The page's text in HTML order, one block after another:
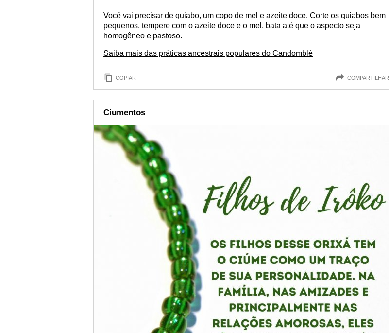
Você vai precisar de quiabo, um copo de mel e azeite doce. Corte os quiabos bem
pequenos, tempere com o azeite doce e o mel, bata até que o aspecto seja
homogêneo e pastoso.
Saiba mais das práticas ancestrais populares do Candomblé
COPIAR COMPARTILHAR
Ciumentos